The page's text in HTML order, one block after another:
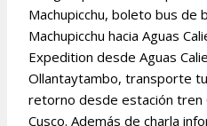
Machupicchu, boleto bus de
Machupicchu hacia Aguas
Expedition desde Aguas
Ollantaytambo, transporte
retorno desde estación tren
Cusco. Además de charla